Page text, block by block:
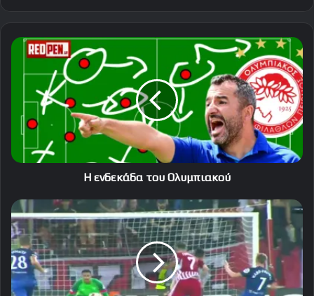
Η
ενδεκάδα
του
Ολυμπιακού
Η ενδεκάδα του Ολυμπιακού
Ο
Θρύλος
πάτησε
τη
Γουέστ
Χαμ